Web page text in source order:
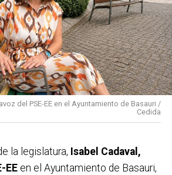
del PSE-EE en el Ayuntamiento de Basauri /
Cedida
la legislatura, Isabel Cadaval,
EEen el Ayuntamiento de Basauri,